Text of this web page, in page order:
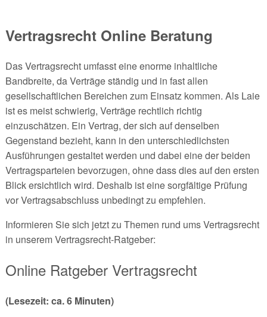
Vertragsrecht Online Beratung
Das Vertragsrecht umfasst eine enorme inhaltliche
Bandbreite, da Verträge ständig und in fast allen
gesellschaftlichen Bereichen zum Einsatz kommen. Als Laie
ist es meist schwierig, Verträge rechtlich richtig
einzuschätzen. Ein Vertrag, der sich auf denselben
Gegenstand bezieht, kann in den unterschiedlichsten
Ausführungen gestaltet werden und dabei eine der beiden
Vertragsparteien bevorzugen, ohne dass dies auf den ersten
Blick ersichtlich wird. Deshalb ist eine sorgfältige Prüfung
vor Vertragsabschluss unbedingt zu empfehlen.
Informieren Sie sich jetzt zu Themen rund ums Vertragsrecht
in unserem Vertragsrecht-Ratgeber:
Online Ratgeber Vertragsrecht
(Lesezeit: ca. 6 Minuten)